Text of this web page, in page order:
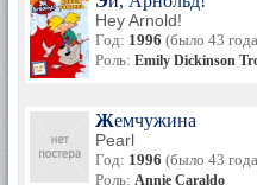
Hey Arnold!
Год: 1996 (было 43
Роль: Emily Dickinson
Жемчужина
Pearl
Год: 1996 (было 43
Роль: Annie Caraldo